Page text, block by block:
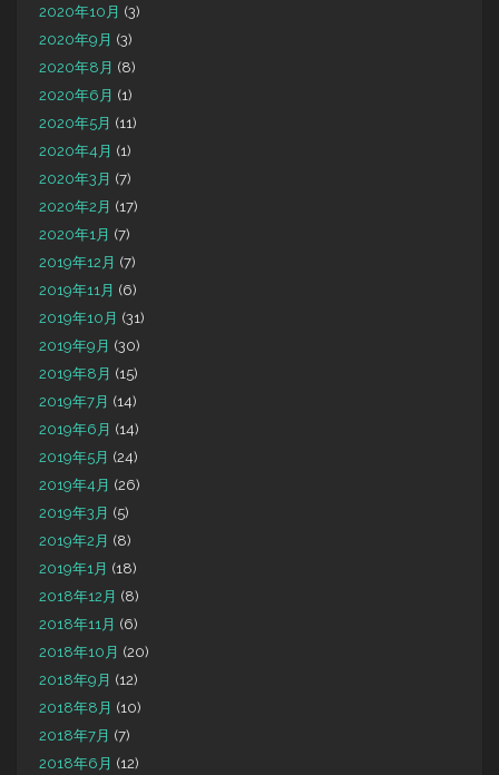
2020年10月 (3)
2020年9月 (3)
2020年8月 (8)
2020年6月 (1)
2020年5月 (11)
2020年4月 (1)
2020年3月 (7)
2020年2月 (17)
2020年1月 (7)
2019年12月 (7)
2019年11月 (6)
2019年10月 (31)
2019年9月 (30)
2019年8月 (15)
2019年7月 (14)
2019年6月 (14)
2019年5月 (24)
2019年4月 (26)
2019年3月 (5)
2019年2月 (8)
2019年1月 (18)
2018年12月 (8)
2018年11月 (6)
2018年10月 (20)
2018年9月 (12)
2018年8月 (10)
2018年7月 (7)
2018年6月 (12)